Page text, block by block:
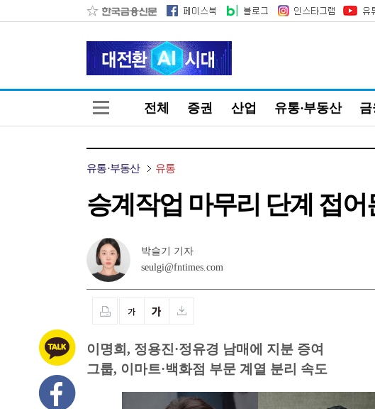
전체 증권 산업 유통·부동산 금
유통·부동산 유통
승계작업 마무리 단계 접어
박슬기 기자
seulgi@fntimes.com
이명희, 정용진·정유경 남매에 지분 증여
그룹, 이마트·백화점 부문 계열 분리 속도